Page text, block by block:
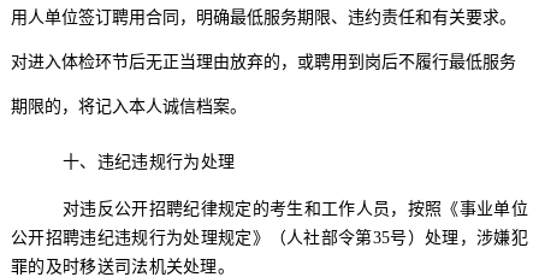
用人单位签订聘用合同，明确最低服务期限、违约责任和有关要求。
对进入体检环节后无正当理由放弃的，或聘用到岗后不履行最低服务
期限的，将记入本人诚信档案。
十、违纪违规行为处理
对违反公开招聘纪律规定 的考生和工作人员，按照《事业单位
公开招聘违纪违规行为处理规定》（人社部令第35号）处理，涉嫌犯
罪的及时移送司法机关处理。